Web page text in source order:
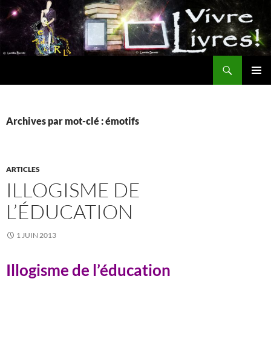
Aller
au
contenu
Archives par mot-clé : émotifs
ARTICLES
ILLOGISME DE
L’ÉDUCATION
1 JUIN 2013
Illogisme de l’éducation